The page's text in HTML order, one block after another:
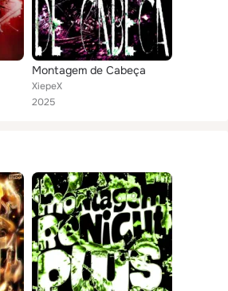
Montagem de Cabeça
XiepeX
2025